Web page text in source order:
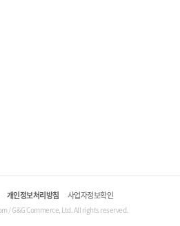
개인정보처리방침 사업자정보확인
/ G&G Commerce, Ltd. All rights reserved.